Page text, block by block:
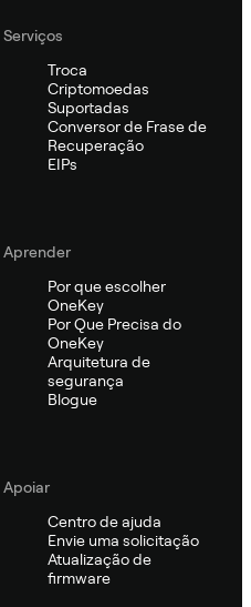
Serviços
Troca
Criptomoedas
Suportadas
Conversor de Frase de
Recuperação
EIPs
Aprender
Por que escolher
OneKey
Por Que Precisa do
OneKey
Arquitetura de
segurança
Blogue
Apoiar
Centro de ajuda
Envie uma solicitação
Atualização de
firmware